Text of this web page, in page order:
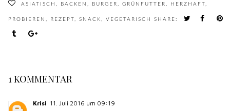
ASIATISCH, BACKEN, BURGER, GRÜNFUTTER, HERZHAFT,
PROBIEREN, REZEPT, SNACK, VEGETARISCH SHARE:
1 KOMMENTAR
Krisi 11. Juli 2016 um 09:19